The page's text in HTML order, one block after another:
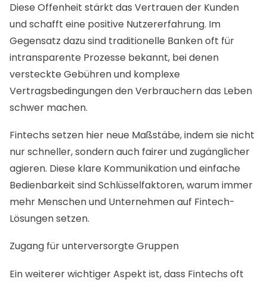
Diese Offenheit stärkt das Vertrauen der Kunden
und schafft eine positive Nutzererfahrung. Im
Gegensatz dazu sind traditionelle Banken oft für
intransparente Prozesse bekannt, bei denen
versteckte Gebühren und komplexe
Vertragsbedingungen den Verbrauchern das Leben
schwer machen.
Fintechs setzen hier neue Maßstäbe, indem sie nicht
nur schneller, sondern auch fairer und zugänglicher
agieren. Diese klare Kommunikation und einfache
Bedienbarkeit sind Schlüsselfaktoren, warum immer
mehr Menschen und Unternehmen auf Fintech-
Lösungen setzen.
Zugang für unterversorgte Gruppen
Ein weiterer wichtiger Aspekt ist, dass Fintechs oft